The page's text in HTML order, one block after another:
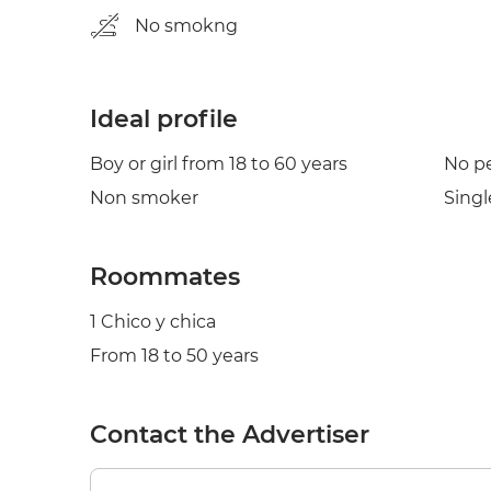
No smokng
Ideal profile
Boy or girl from 18 to 60 years
Non smoker
No
Roommates
1 Chico y chica
From 18 to 50 years
Contact the Advertiser